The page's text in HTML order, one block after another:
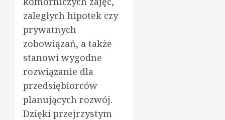
zaległych hipotek czy
prywatnych
zobowiązań, a także
stanowi wygodne
rozwiązanie dla
przedsiębiorców
planujących rozwój.
Dzięki przejrzystym